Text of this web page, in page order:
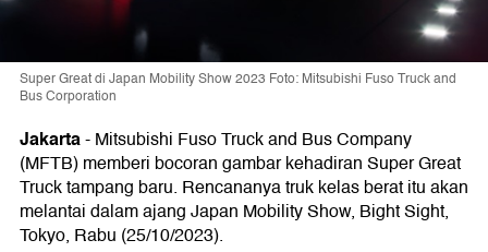
Super Great di Japan Mobility Show 2023 Foto: Mitsubishi Fuso Truck and
Bus Corporation
Jakarta-Mitsubishi Fuso Truck and Bus Company
(MFTB) memberi bocoran gambar kehadiran Super Great
Truck tampang baru. Rencananya truk kelas berat itu akan
melantai dalam ajang Japan Mobility Show, Bight Sight,
Tokyo, Rabu (25/10/2023).